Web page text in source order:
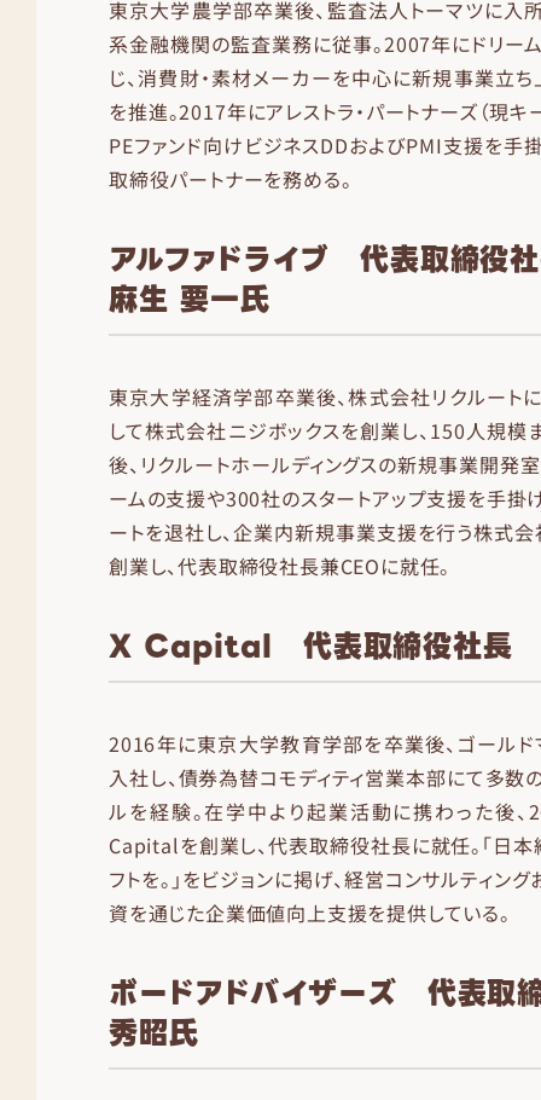
東京大学農学部卒業後、監査法人トーマツに入
系金融機関の監査業務に従事。2007年にドリー
じ、消費財・素材メーカーを中心に新規事業立
を推進。2017年にアレストラ・パートナーズ（現キ
PEファンド向けビジネスDDおよびPMI支援を手
取締役パートナーを務める。
アルファドライブ 代表取締
麻生 要一氏
東京大学経済学部卒業後、株式会社リクルート
して株式会社ニジボックスを創業し、150人規模
後、リクルートホールディングスの新規事業開発
ームの支援や300社のスタートアップ支援を手掛
ートを退社し、企業内新規事業支援を行う株式会
創業し、代表取締役社長兼CEOに就任。
X Capital 代表取締役社長
2016年に東京大学教育学部を卒業後、ゴールド
入社し、債券為替コモディティ営業本部にて多数
ルを経験。在学中より起業活動に携わった後
Capitalを創業し、代表取締役社長に就任。「日本
フトを。」をビジョンに掲げ、経営コンサルティン
資を通じた企業価値向上支援を提供している。
ボードアドバイザーズ 代表
秀昭氏